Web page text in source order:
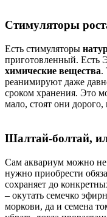
Стимуляторы
Есть стимуляторы
приготовленный. Есть
химические вещества.
реанимируют даже
сроком хранения. Это
мало, стоят они дорого,
Шалтай-болтай,
Сам аквариум можно не
нужно приобрести
сохраняет до
– окутать семечко
моркови, да и семена